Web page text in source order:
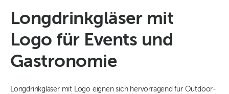
Longdrinkgläser mit
Logo für Events und
Gastronomie
Longdrinkgläser mit Logo eignen sich hervorragend für Outdoor-